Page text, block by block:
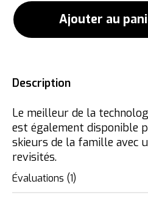
Ajouter au
Description
Le meilleur de la
est également disponible
skieurs de la famille avec
revisités.
Évaluations (1)